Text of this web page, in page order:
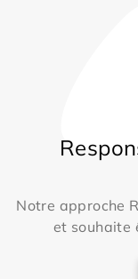
Notre approche
et souhaite